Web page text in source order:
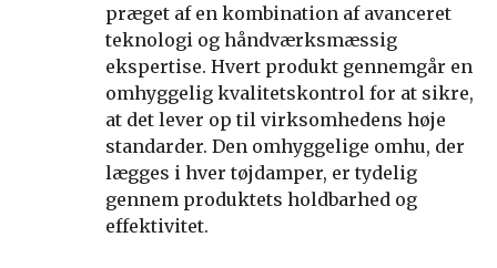
præget af en kombination af avanceret
teknologi og håndværksmæssig
ekspertise. Hvert produkt gennemgår en
omhyggelig kvalitetskontrol for at sikre,
at det lever op til virksomhedens høje
standarder. Den omhyggelige omhu, der
lægges i hver tøjdamper, er tydelig
gennem produktets holdbarhed og
effektivitet.